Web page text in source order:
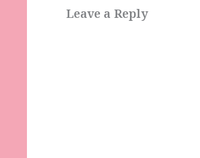
Leave a Reply